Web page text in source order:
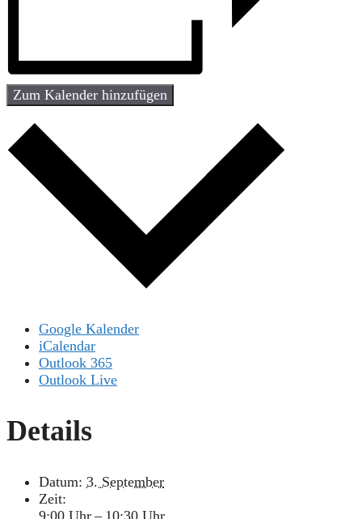
Zum Kalender hinzufügen
Google Kalender
iCalendar
Outlook 365
Outlook Live
Details
Datum: 3. September
Zeit: